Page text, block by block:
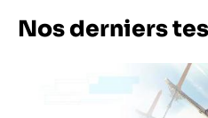
Nos derniers